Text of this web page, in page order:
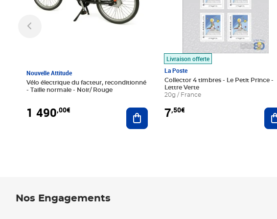
Nouvelle Attitude
Vélo électrique du facteur, reconditionné
- Taille normale - Noir/ Rouge
1 490,00€ Ajouter au panier
Livraison offerte
La Poste
Collector 4 timbres - Le Petit Prince -
Lettre Verte
20g / France
7,50€
Nos Engagements